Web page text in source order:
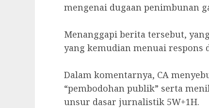
mengenai dugaan penimbunan
‎Menanggapi berita tersebut,
yang kemudian menuai respons
‎Dalam komentarnya, CA
“pembodohan publik” serta
unsur dasar jurnalistik 5W+1H.